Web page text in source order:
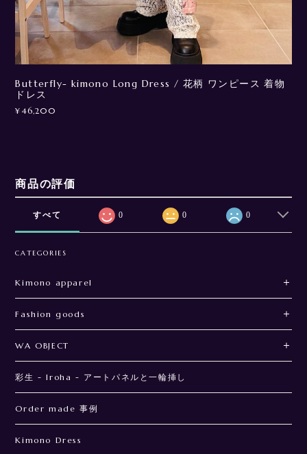
Butterfly- kimono Long Dress / 花柄 ワンピース 着物
ドレス
¥46,200
商品の評価
すべて 0 0 0
CATEGORIES
Kimono apparel
Fashion goods
WA OBJECT
彩生 - Iroha - アートパネルと一輪挿し
Order made 事例
Kimono Dress